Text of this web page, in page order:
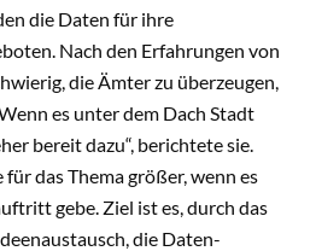
die Daten für ihre
Nach den Erfahrungen von
die Ämter zu überzeugen,
es unter dem Dach Stadt
bereit dazu“, berichtete sie.
das Thema größer, wenn es
gebe. Ziel ist es, durch das
die Daten-